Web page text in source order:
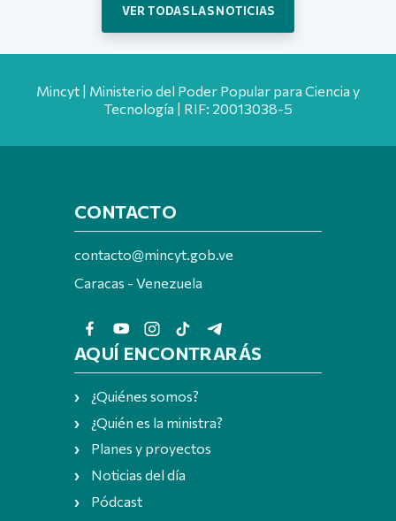
VER TODAS LAS NOTICIAS
Mincyt | Ministerio del Poder Popular para Ciencia y
Tecnología | RIF: 20013038-5
CONTACTO
contacto@mincyt.gob.ve
Caracas - Venezuela
AQUÍ ENCONTRARÁS
¿Quiénes somos?
¿Quién es la ministra?
Planes y proyectos
Noticias del día
Pódcast